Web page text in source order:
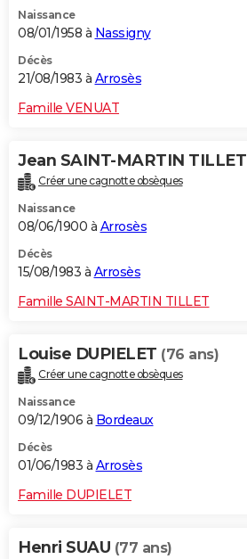
Naissance
08/01/1958 à Nassigny
Décès
21/08/1983 à Arrosès
Famille VENUAT
Jean SAINT-MARTIN TILLET
Créer une cagnotte obsèques
Naissance
08/06/1900 à Arrosès
Décès
15/08/1983 à Arrosès
Famille SAINT-MARTIN TILLET
Louise DUPIELET (76 ans)
Créer une cagnotte obsèques
Naissance
09/12/1906 à Bordeaux
Décès
01/06/1983 à Arrosès
Famille DUPIELET
Henri SUAU (77 ans)